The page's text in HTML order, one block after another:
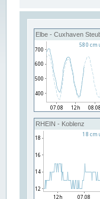
Elbe - Cuxhaven
RHEIN - Koblenz